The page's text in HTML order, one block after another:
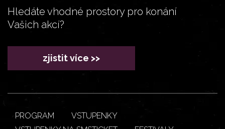
Hledáte vhodné prostory pro konání
Vašich akcí?
zjistit více >>
PROGRAM
VSTUPENKY